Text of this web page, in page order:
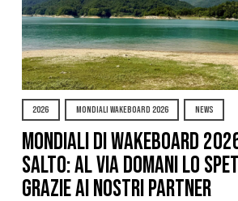
2026 MONDIALI WAKEBOARD 2026 NEWS
Mondiali di Wakeboard
Salto: al via domani lo
grazie ai nostri Partner